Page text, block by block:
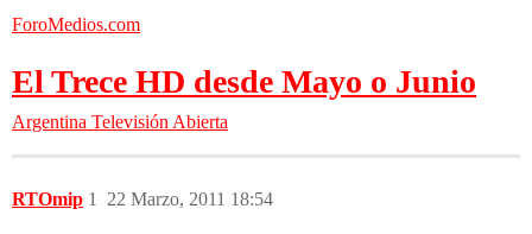
ForoMedios.com
El Trece HD desde Mayo o Junio
Argentina Televisión Abierta
RTOmip 22 Marzo, 2011 18:54
1